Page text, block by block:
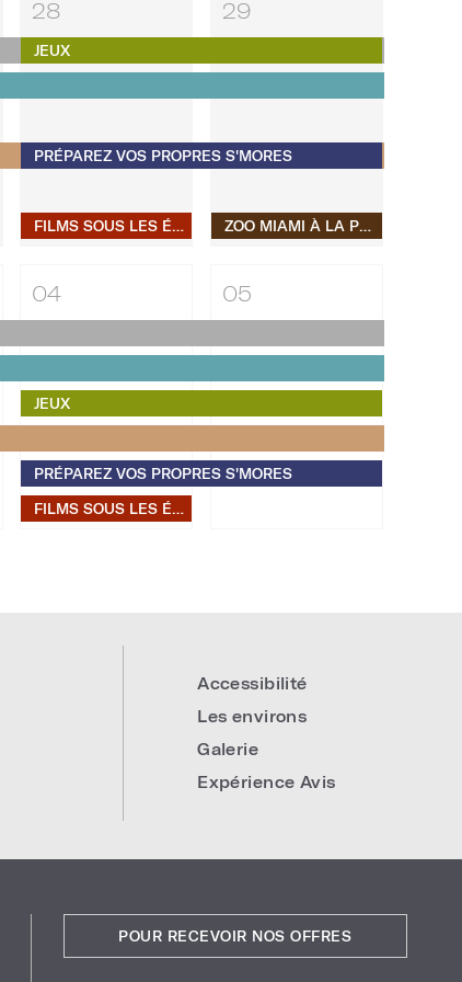
28
JEUX
PRÉPAREZ VOS PROPRES S'MORES
FILMS SOUS LES ÉTOILES
29
ZOO MIAMI À LA PLAGE
04
JEUX
PRÉPAREZ VOS PROPRES S'MORES
FILMS SOUS LES ÉTOILES
05
Accessibilité
Les environs
Galerie
Expérience Avis
POUR RECEVOIR NOS OFFRES